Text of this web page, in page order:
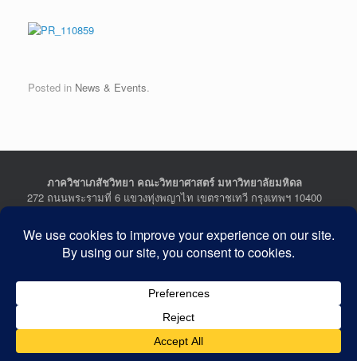
Posted in News & Events.
ภาควิชาเภสัชวิทยา คณะวิทยาศาสตร์ มหาวิทยาลัยมหิดล
272 ถนนพระรามที่ 6 แขวงทุ่งพญาไท เขตราชเทวี กรุงเทพฯ 10400
Department of Pharmacology, Faculty of Science, Mahidol
University
272 Rama VI Road, Ratchathewi District, Bangkok 10400
Tel : +662-201-5641-2, Fax : +662-354-7157
Last Updated: July 21, 2026